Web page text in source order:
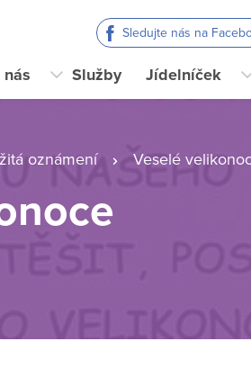
Sledujte nás na
nás Služby Jídelníček
oznámení Veselé